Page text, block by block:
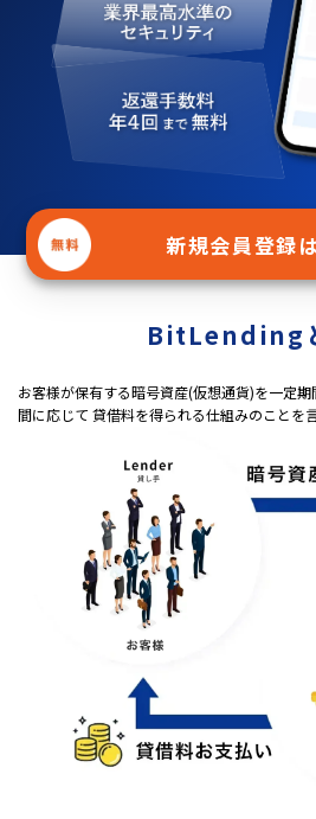
新規会員登録
BitLending
お客様が保有する暗号資産(仮想通貨)を一定
間に応じて 貸借料を得られる仕組みのことを言